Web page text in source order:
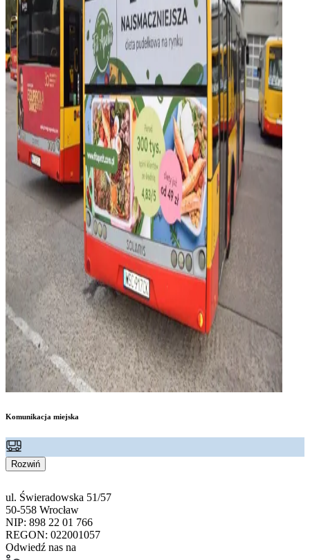
Komunikacja miejska
Rozwiń
ul. Świeradowska 51/57
50-558 Wrocław
NIP: 898 22 01 766
REGON: 022001057
Odwiedź nas na